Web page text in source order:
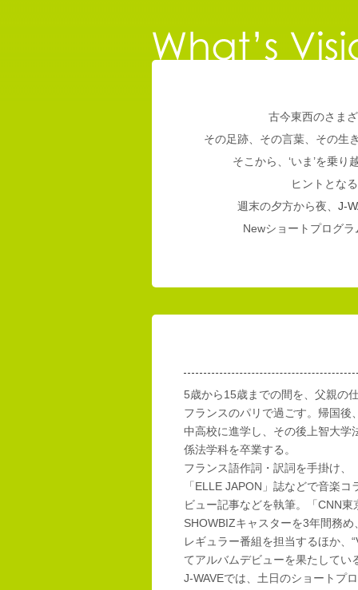
古今東西のさま
その足跡、その言葉、その生
そこから、‘いま’を乗
ヒントとな
週末の夕方から夜、 J-
Newショートプログ
5歳から15歳までの間を、父親の
フランスのパリで過ごす。帰国後
中高校に進学し、その後上智大学
係法学科を卒業する。
フランス語作詞・訳詞を手掛け、
「ELLE JAPON」誌などで音楽コ
ビュー記事などを執筆。「CNN東
SHOWBIZキャスターを3年間務め
レギュラー番組を担当するほか、
てアルバムデビューを果たしてい
J-WAVEでは、土日のショートプ